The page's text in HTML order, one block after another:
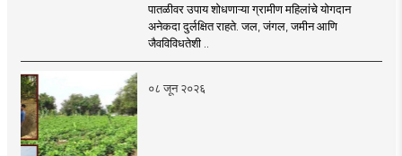
पातळीवर उपाय शोधणाऱ्या ग्रामीण महिलांचे योगदान
अनेकदा दुर्लक्षित राहते. जल, जंगल, जमीन आणि
जैवविविधतेशी ..
०८ जून २०२६